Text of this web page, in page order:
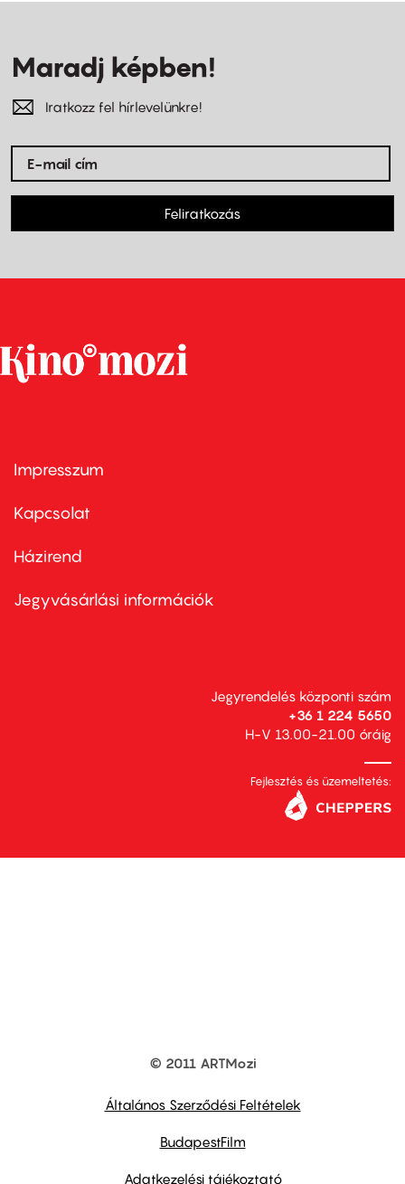
Maradj képben!
Iratkozz fel hírlevelünkre!
Feliratkozás
Footer
first
Impresszum
Kapcsolat
Footer
second
Házirend
Jegyvásárlási információk
Jegyrendelés központi szám
+36 1 224 5650
H-V 13.00-21.00 óráig
Fejlesztés és üzemeltetés:
© 2011 ARTMozi
Általános Szerződési Feltételek
BudapestFilm
Adatkezelési tájékoztató